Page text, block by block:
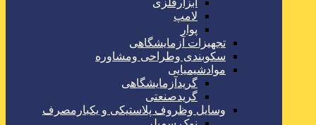
ابزارفلزی
لامپ
پوار
تجهیزات آزمایشگاهی
سکوبندی وطراحی ومشاوره
موادشیمیایی
گریدآزمایشگاهی
گریدصنعتی
وسایل وظروف پلاستیکی و یکبارمصرف